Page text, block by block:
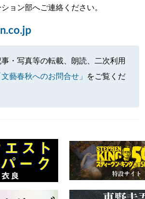
ョン部へご連絡ください。
・写真等の転載、朗読、二次利用
文藝春秋へのお問合せ」
をご覧くだ